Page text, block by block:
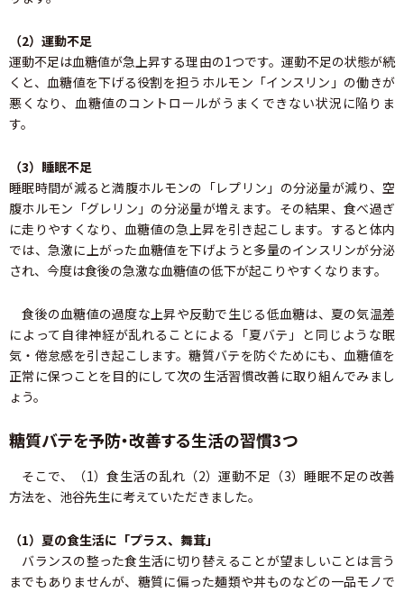
（2）運動不足
運動不足は血糖値が急上昇する理由の1つです。運動不足の状態が続
くと、血糖値を下げる役割を担うホルモン「インスリン」の働きが
悪くなり、血糖値のコントロールがうまくできない状況に陥りま
す。
（3）睡眠不足
睡眠時間が減ると満腹ホルモンの「レプリン」の分泌量が減り、空
腹ホルモン「グレリン」の分泌量が増えます。その結果、食べ過ぎ
に走りやすくなり、血糖値の急上昇を引き起こします。すると体内
では、急激に上がった血糖値を下げようと多量のインスリンが分泌
され、今度は食後の急激な血糖値の低下が起こりやすくなります。
食後の血糖値の過度な上昇や反動で生じる低血糖は、夏の気温差
によって自律神経が乱れることによる「夏バテ」と同じような眠
気・倦怠感を引き起こします。糖質バテを防ぐためにも、血糖値を
正常に保つことを目的にして次の生活習慣改善に取り組んでみまし
ょう。
糖質バテを予防・改善する生活の習慣3つ
そこで、（1）食生活の乱れ（2）運動不足（3）睡眠不足の改善
方法を、池谷先生に考えていただきました。
（1）夏の食生活に「プラス、舞茸」
バランスの整った食生活に切り替えることが望ましいことは言う
までもありませんが、糖質に偏った麺類や丼ものなどの一品モノで